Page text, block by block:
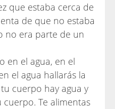
que estaba cerca de
de que no estaba
no era parte de un
en el agua, en el
el agua hallarás la
cuerpo hay agua y
Te alimentas